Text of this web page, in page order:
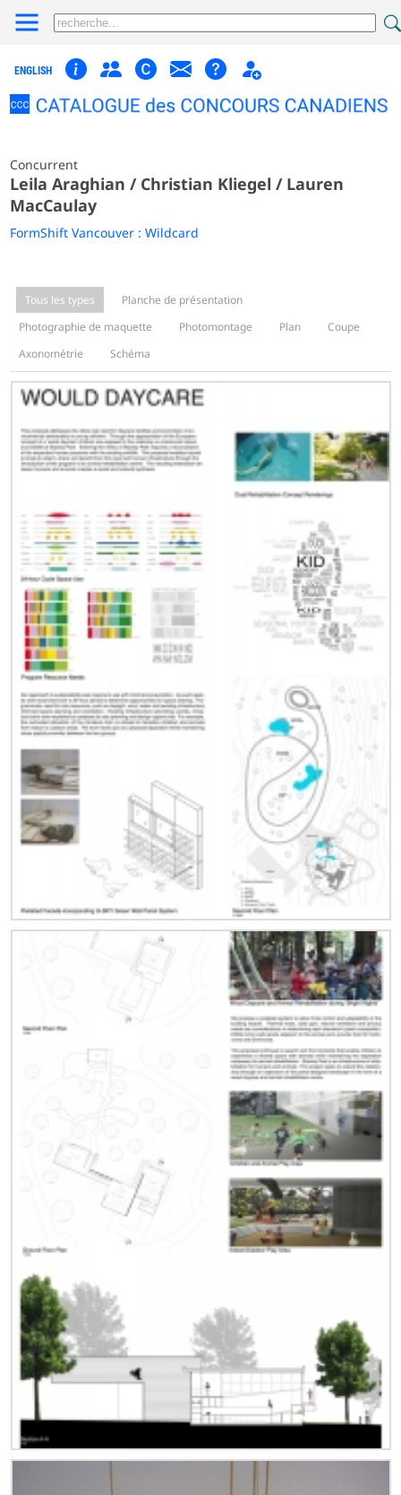
ENGLISH
Concurrent
Leila Araghian / Christian Kliegel / Lauren
MacCaulay
FormShift Vancouver : Wildcard
Tous les types
Planche de présentation
Photographie de maquette
Photomontage Plan
Coupe
Axonométrie
Schéma